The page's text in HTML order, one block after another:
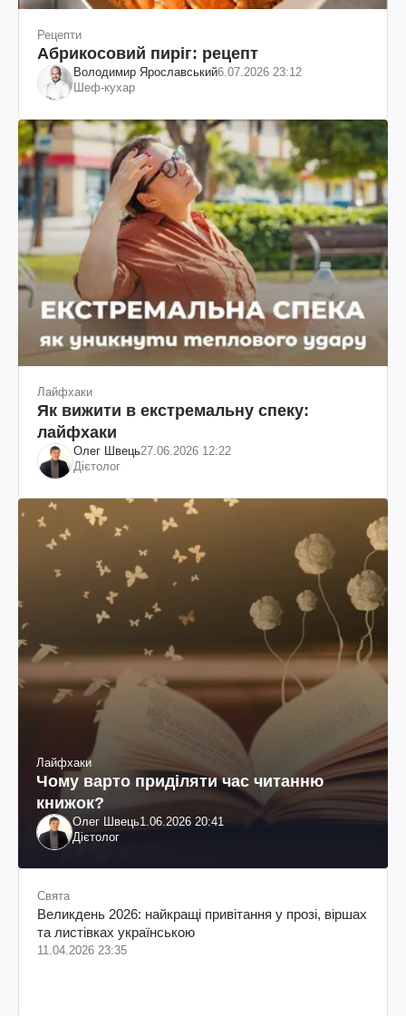
Рецепти
Абрикосовий пиріг: рецепт
Володимир Ярославський6.07.2026 23:12
Шеф-кухар
Лайфхаки
Як вижити в екстремальну спеку:
лайфхаки
Олег Швець27.06.2026 12:22
Дієтолог
Лайфхаки
Чому варто приділяти час читанню
книжок?
Олег Швець1.06.2026 20:41
Дієтолог
Свята
Великдень 2026: найкращі привітання у прозі, віршах
та листівках українською
11.04.2026 23:35